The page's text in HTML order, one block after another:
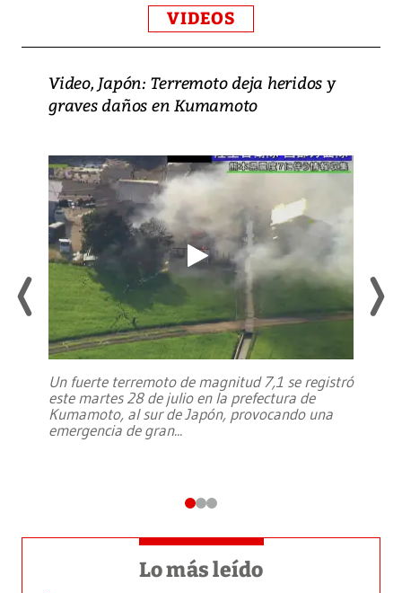
VIDEOS
Video, Japón: Terremoto deja heridos y
graves daños en Kumamoto
Un fuerte terremoto de magnitud 7,1 se registró
este martes 28 de julio en la prefectura de
Kumamoto, al sur de Japón, provocando una
emergencia de gran...
Lo más leído